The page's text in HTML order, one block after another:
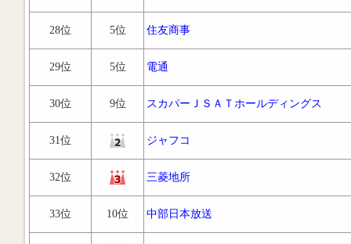
28位 5位 住友商事
29位 5位 電通
30位 9位 スカパーＪＳＡＴホールディングス
31位 ジャフコ
32位 三菱地所
33位 10位 中部日本放送